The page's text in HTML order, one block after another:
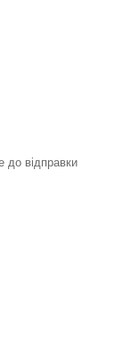
до відправки